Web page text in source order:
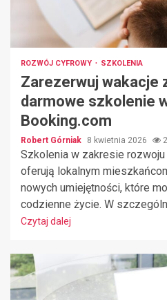
ROZWÓJ CYFROWY SZKOLENIA
Zarezerwuj wakacje
darmowe szkolenie
Booking.com
Robert Górniak 8 kwietnia 2026
Szkolenia w zakresie
oferują lokalnym
nowych umiejętności, które
codzienne życie. W
Czytaj dalej